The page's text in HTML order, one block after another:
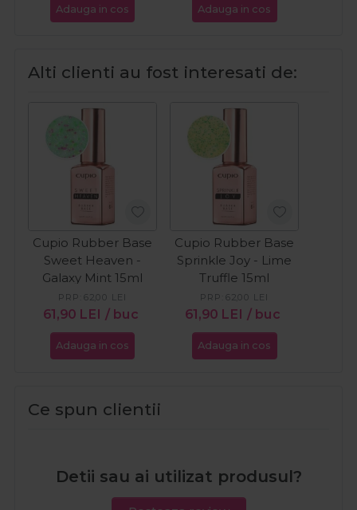
Adauga in cos Adauga in cos
Alti clienti au fost interesati de:
Cupio Rubber Base
Sweet Heaven -
Galaxy Mint 15ml
61,90 LEI / buc
PRP:62,00 LEI
Adauga in cos
Cupio Rubber Base
Sprinkle Joy - Lime
Truffle 15ml
61,90 LEI / buc
PRP:62,00 LEI
Adauga in cos
Ce spun clientii
Detii sau ai utilizat produsul?